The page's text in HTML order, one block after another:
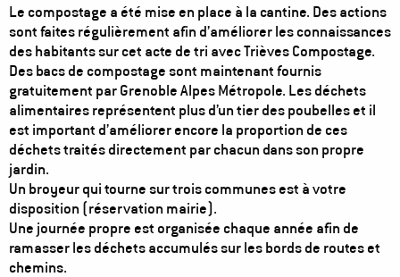
Le compostage a été mise en place à la cantine. Des actions
sont faites régulièrement afin d’améliorer les connaissances
des habitants sur cet acte de tri avec Trièves Compostage.
Des bacs de compostage sont maintenant fournis
gratuitement par Grenoble Alpes Métropole. Les déchets
alimentaires représentent plus d’un tier des poubelles et il
est important d’améliorer encore la proportion de ces
déchets traités directement par chacun dans son propre
jardin.
Un broyeur qui tourne sur trois communes est à votre
disposition (réservation mairie).
Une journée propre est organisée chaque année afin de
ramasser les déchets accumulés sur les bords de routes et
chemins.